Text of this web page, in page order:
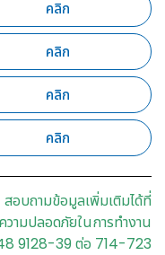
คลิก
คลิก
คลิก
คลิก
สอบถามข้อมูลเพิ่มเติมได้ที่
ามปลอดภัยในการทำงาน
9128-39 ต่อ 714-723